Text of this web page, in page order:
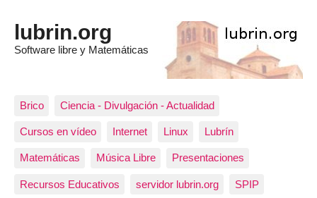
lubrin.org
Software libre y Matemáticas
Brico Ciencia - Divulgación - Actualidad
Cursos en vídeo Internet Linux Lubrín
Matemáticas Música Libre Presentaciones
Recursos Educativos servidor lubrin.org SPIP